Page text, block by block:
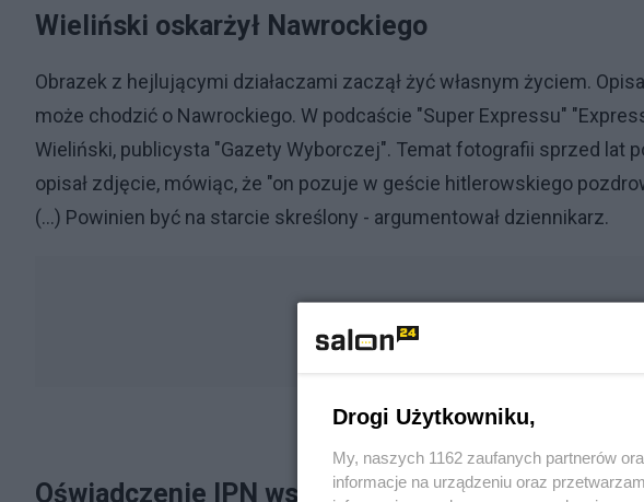
Wieliński oskarżył Nawrockiego
Obrazek z hejlującymi działaczami zaczął żyć własnym życiem.
może chodzić o Nawrockiego. W podcaście "Super Expressu"
Wieliński, publicysta "Gazety Wyborczej". Temat fotografii sprzed lat
opisał zdjęcie, mówiąc, że "on pozuje w geście hitlerowskiego
(...) Powinien być na starcie skreślony - argumentował dziennikarz.
Oświadczenie IPN ws. fotografii sprzed lat
Drogi Użytkowniku,
My, naszych 1162 zaufanych partnerów
informacje na urządzeniu oraz